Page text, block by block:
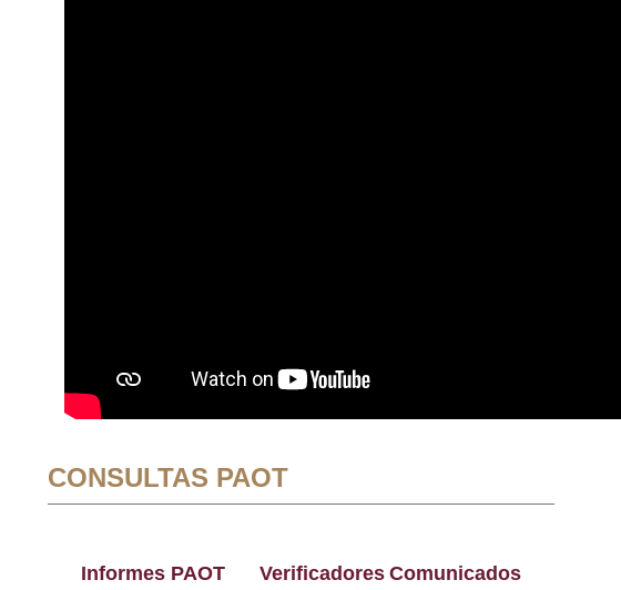
CONSULTAS PAOT
Informes PAOT
Verificadores Comunicados